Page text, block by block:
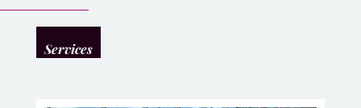
Services